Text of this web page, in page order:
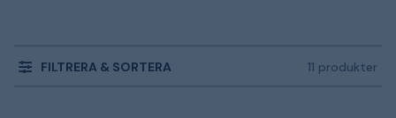
FILTRERA & SORTERA 11 produkter